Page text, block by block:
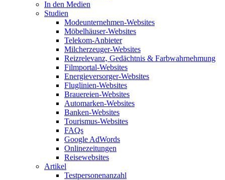
In den Medien
Studien
Modeunternehmen-Websites
Möbelhäuser-Websites
Telekom-Anbieter
Milcherzeuger-Websites
Reizrelevanz, Gedächtnis & Farbwahrnehmung
Filmportal-Websites
Energieversorger-Websites
Fluglinien-Websites
Brauereien-Websites
Automarken-Websites
Banken-Websites
Tourismus-Websites
FAQs
Google AdWords
Onlinezeitungen
Reisewebsites
Artikel
Testpersonenanzahl